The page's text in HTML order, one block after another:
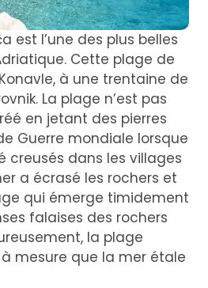
est l’une des plus belles
Cette plage de
à une trentaine de
La plage n’est pas
en jetant des pierres
Guerre mondiale lorsque
creusés dans les villages
a écrasé les rochers et
qui émerge timidement
falaises des rochers
la plage
mesure que la mer étale